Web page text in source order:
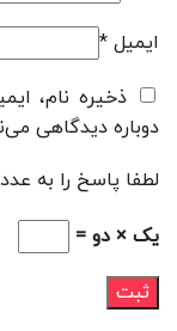
ایمیل *
ذخیره نام،
دوباره دیدگاهی
لطفا پاسخ را به
یک × دو =